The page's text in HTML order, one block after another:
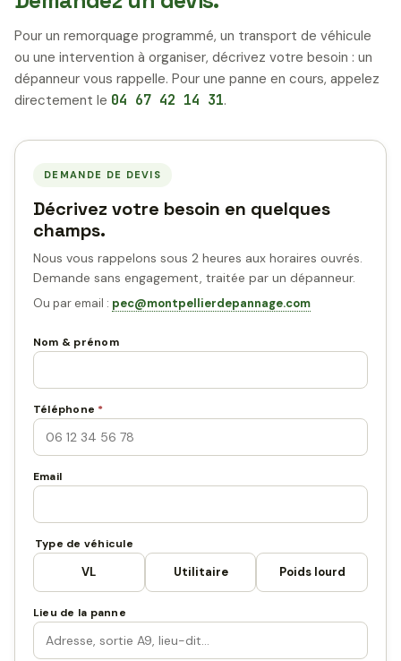
Pour un remorquage programmé, un transport de véhicule
ou une intervention à organiser, décrivez votre besoin : un
dépanneur vous rappelle. Pour une panne en cours, appelez
directement le 04 67 42 14 31.
DEMANDE DE DEVIS
Décrivez votre besoin en quelques
champs.
Nous vous rappelons sous 2 heures aux horaires ouvrés.
Demande sans engagement, traitée par un dépanneur.
Ou par email : pec@montpellierdepannage.com
Nom & prénom
Téléphone *
Email
Type de véhicule
VL Utilitaire Poids lourd
Lieu de la panne